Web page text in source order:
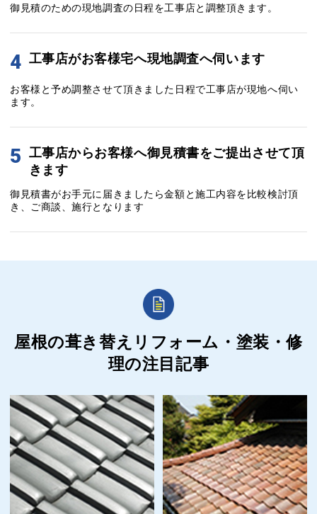
御見積のための現地調査の日程を工事店と調整頂きます。
4 工事店がお客様宅へ現地調査へ伺います
お客様と予め調整させて頂きました日程で工事店が現地へ伺い
ます。
5 工事店からお客様へ御見積書をご提出させて頂
きます
御見積書がお手元に届きましたら金額と施工内容を比較検討頂
き、ご商談、施行となります
屋根の葺き替えリフォーム・塗装・修
理の注目記事